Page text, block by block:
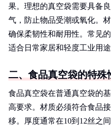
果。理想的真空袋需要具备
气，防止物品受潮或氧化。
确保柔韧性和耐用性。常见
适合日常家居和轻度工业用途
二、食品真空袋的特殊
食品真空袋在普通真空袋的
高要求。材质必须符合食品
移。厚度通常在10到12丝之